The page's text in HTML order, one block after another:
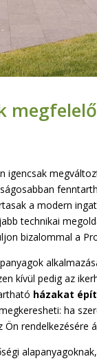
igencsak
a modern
technikai
bizalommal a
kívül pedig az
házakat
ha
rendelkezésére